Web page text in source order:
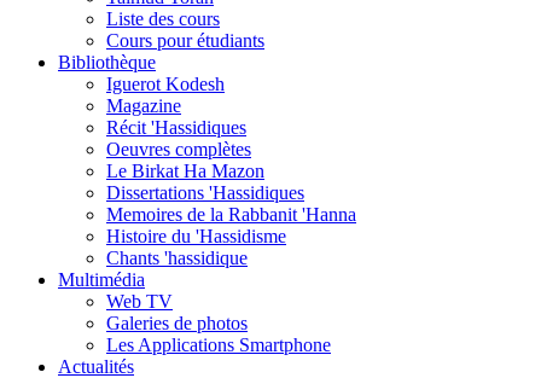
Liste des cours
Cours pour étudiants
Bibliothèque
Iguerot Kodesh
Magazine
Récit 'Hassidiques
Oeuvres complètes
Le Birkat Ha Mazon
Dissertations 'Hassidiques
Memoires de la Rabbanit 'Hanna
Histoire du 'Hassidisme
Chants 'hassidique
Multimédia
Web TV
Galeries de photos
Les Applications Smartphone
Actualités